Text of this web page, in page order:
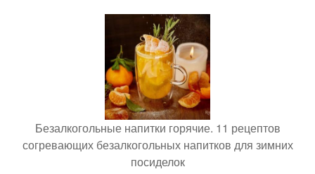
Безалкогольные напитки горячие. 11 рецептов
согревающих безалкогольных напитков для зимних
посиделок